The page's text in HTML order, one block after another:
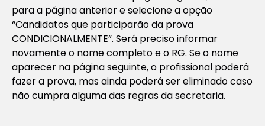
para a página anterior e selecione a opção
“Candidatos que participarão da prova
CONDICIONALMENTE”. Será preciso informar
novamente o nome completo e o RG. Se o nome
aparecer na página seguinte, o profissional poderá
fazer a prova, mas ainda poderá ser eliminado caso
não cumpra alguma das regras da secretaria.